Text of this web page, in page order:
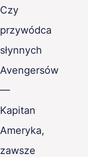
Czy
przywódca
słynnych
Avengersów
—
Kapitan
Ameryka,
zawsze